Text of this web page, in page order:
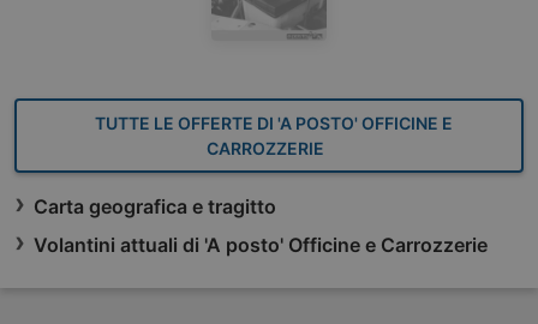
TUTTE LE OFFERTE DI 'A POSTO' OFFICINE E
CARROZZERIE
Carta geografica e tragitto
Volantini attuali di 'A posto' Officine e Carrozzerie